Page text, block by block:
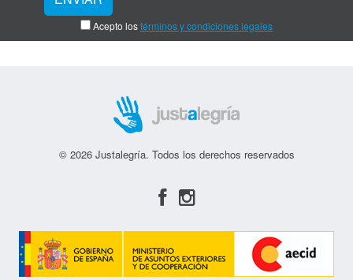
Galería de Vídeos
Contactar
Acepto lostérminos y condiciones legales
© 2026 Justalegría. Todos los derechos reservados